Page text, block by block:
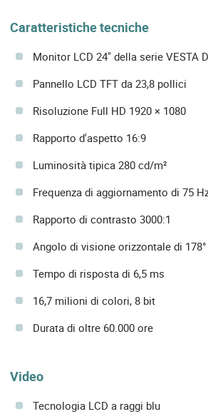
Caratteristiche tecniche
Monitor LCD 24" della serie VESTA
Pannello LCD TFT da 23,8 pollici
Risoluzione Full HD 1920 × 1080
Rapporto d'aspetto 16:9
Luminosità tipica 280 cd/m²
Frequenza di aggiornamento di 75
Rapporto di contrasto 3000:1
Angolo di visione orizzontale di
Tempo di risposta di 6,5 ms
16,7 milioni di colori, 8 bit
Durata di oltre 60.000 ore
Video
Tecnologia LCD a raggi blu